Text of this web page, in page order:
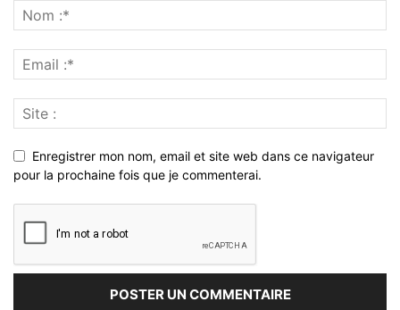
Enregistrer mon nom, email et site web dans ce navigateur
pour la prochaine fois que je commenterai.